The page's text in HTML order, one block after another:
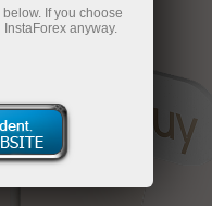
If you choose
anyway.